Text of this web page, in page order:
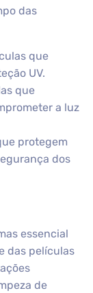
das
que
UV.
que
a luz
protegem
dos
essencial
das películas
de